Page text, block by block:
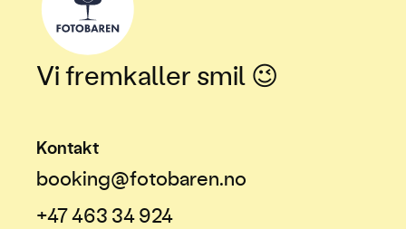
Vi fremkaller smil 😉
Kontakt
booking@fotobaren.no
+47 463 34 924